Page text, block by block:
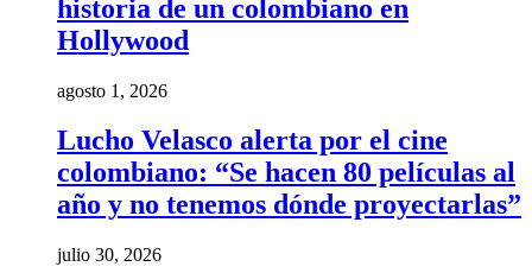
historia de un colombiano en
Hollywood
agosto 1, 2026
Lucho Velasco alerta por el cine
colombiano: “Se hacen 80 películas al
año y no tenemos dónde proyectarlas”
julio 30, 2026